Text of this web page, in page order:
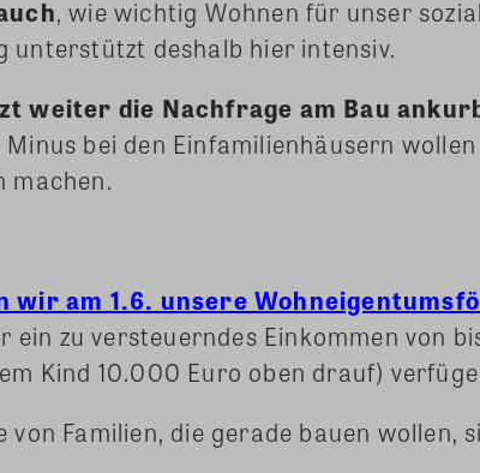
, wie wichtig Wohnen für unser
unterstützt deshalb hier intensiv.
weiter die Nachfrage am Bau
Minus bei den Einfamilienhäusern
machen.
wir am 1.6. unsere
ein zu versteuerndes Einkommen von
Kind 10.000 Euro oben drauf)
von Familien, die gerade bauen wollen,